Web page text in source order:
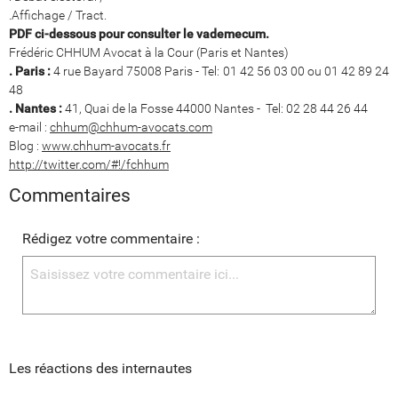
.Affichage / Tract.
PDF ci-dessous pour consulter le vademecum.
Frédéric CHHUM Avocat à la Cour (Paris et Nantes)
. Paris :4 rue Bayard 75008 Paris - Tel: 01 42 56 03 00 ou 01 42 89 24
48
. Nantes :41, Quai de la Fosse 44000 Nantes - Tel: 02 28 44 26 44
e-mail : chhum@chhum-avocats.com
Blog : www.chhum-avocats.fr
http://twitter.com/#!/fchhum
Commentaires
Rédigez votre commentaire :
Les réactions des internautes